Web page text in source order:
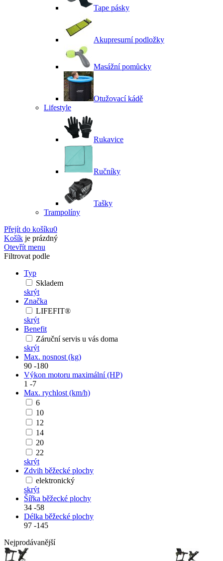
Tape pásky
Akupresurní podložky
Masážní pomůcky
Otužovací kádě
Lifestyle
Rukavice
Ručníky
Tašky
Trampolíny
Přejít do košíku0
Košík je prázdný
Otevřít menu
Filtrovat podle
Typ
Skladem
skrýt
Značka
LIFEFIT®
skrýt
Benefit
Záruční servis u vás doma
skrýt
Max. nosnost (kg)
90 -180
Výkon motoru maximální (HP)
1 -7
Max. rychlost (km/h)
6
10
12
14
20
22
skrýt
Zdvih běžecké plochy
elektronický
skrýt
Šířka běžecké plochy
34 -58
Délka běžecké plochy
97 -145
Nejprodávanější